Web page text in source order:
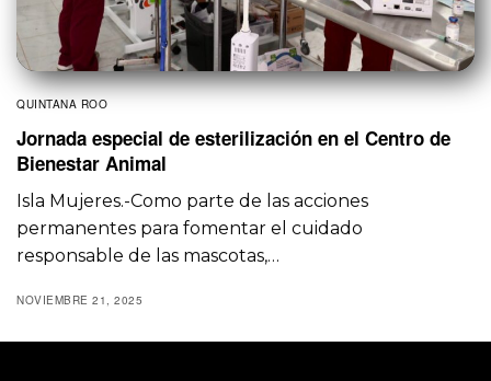
QUINTANA ROO
Jornada especial de esterilización en el Centro de
Bienestar Animal
Isla Mujeres.-Como parte de las acciones
permanentes para fomentar el cuidado
responsable de las mascotas,…
NOVIEMBRE 21, 2025